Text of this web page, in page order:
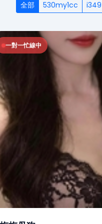
全部 530my1cc i349
一對一忙線中